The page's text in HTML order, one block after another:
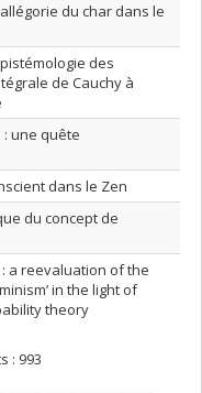
du char dans le
des
de Cauchy à
une quête
dans le Zen
du concept de
a reevaluation of the
in the light of
theory
: 993